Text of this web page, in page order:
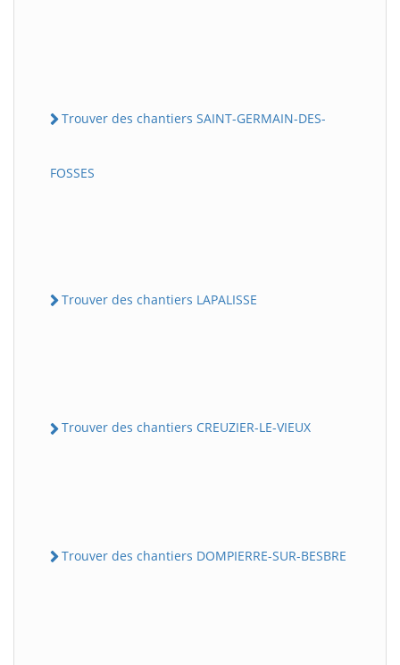
Trouver des chantiers SAINT-GERMAIN-DES-
FOSSES
Trouver des chantiers LAPALISSE
Trouver des chantiers CREUZIER-LE-VIEUX
Trouver des chantiers DOMPIERRE-SUR-BESBRE